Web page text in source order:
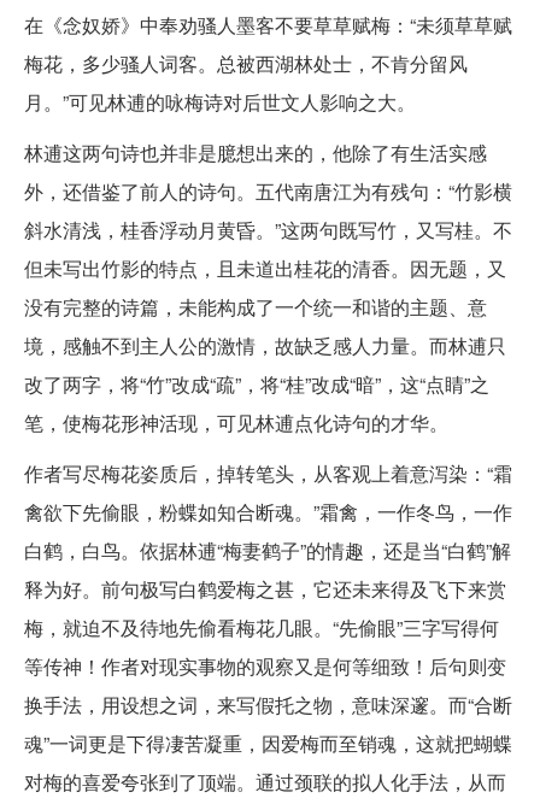
在《念奴娇》中奉劝骚人墨客不要草草赋梅：“未须草草赋
梅花，多少骚人词客。总被西湖林处士，不肯分留风
月。”可见林逋的咏梅诗对后世文人影响之大。
林逋这两句诗也并非是臆想出来的，他除了有生活实感
外，还借鉴了前人的诗句。五代南唐江为有残句：“竹影横
斜水清浅，桂香浮动月黄昏。”这两句既写竹，又写桂。不
但未写出竹影的特点，且未道出桂花的清香。因无题，又
没有完整的诗篇，未能构成了一个统一和谐的主题、意
境，感触不到主人公的激情，故缺乏感人力量。而林逋只
改了两字，将“竹”改成“疏”，将“桂”改成“暗”，这“点睛”之
笔，使梅花形神活现，可见林逋点化诗句的才华。
作者写尽梅花姿质后，掉转笔头，从客观上着意泻染：“霜
禽欲下先偷眼，粉蝶如知合断魂。”霜禽，一作冬鸟，一作
白鹤，白鸟。依据林逋“梅妻鹤子”的情趣，还是当“白鹤”解
释为好。前句极写白鹤爱梅之甚，它还未来得及飞下来赏
梅，就迫不及待地先偷看梅花几眼。“先偷眼”三字写得何
等传神！作者对现实事物的观察又是何等细致！后句则变
换手法，用设想之词，来写假托之物，意味深邃。而“合断
魂”一词更是下得凄苦凝重，因爱梅而至销魂，这就把蝴蝶
对梅的喜爱夸张到了顶端。通过颈联的拟人化手法，从而